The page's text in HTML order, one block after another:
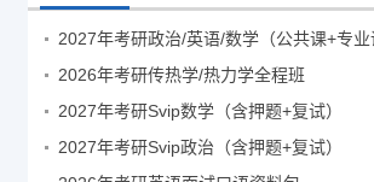
2027年考研政治/英语/数学（公共课+专业
2026年考研传热学/热力学全程班
2027年考研Svip数学（含押题+复试）
2027年考研Svip政治（含押题+复试）